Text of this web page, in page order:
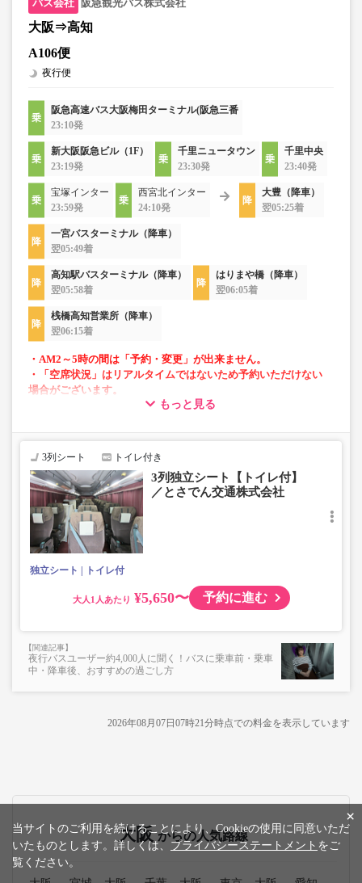
阪急観光バス株式会社
大阪⇒高知
A106便
夜行便
阪急高速バス大阪梅田ターミナル(阪急三番
23:10発
新大阪阪急ビル（1F）
23:19発
千里ニュータウン
23:30発
千里中央
23:40発
宝塚インター
23:59発
西宮北インター
24:10発
大豊（降車）
翌05:25着
一宮バスターミナル（降車）
翌05:49着
高知駅バスターミナル（降車）
翌05:58着
はりまや橋（降車）
翌06:05着
桟橋高知営業所（降車）
翌06:15着
・AM2～5時の間は「予約・変更」が出来ません。
・「空席状況」はリアルタイムではないため予約いただけない
場合がございます。
いません。
もっと見る
3列シート トイレ付き
3列独立シート【トイレ付】
／とさでん交通株式会社
独立シート トイレ付
大人 ¥5,650〜 予約に進む
夜行バスユーザー約4,000人に聞く！バスに乗車前・乗車
中・降車後、おすすめの過ごし方
2026年08月07日07時21分時点での料金を表示しています
大阪 からの人気路線
×
当サイトのご利用を続けることにより、Cookieの使用に同意いただ
いたものとします。詳しくは、 プライバシーステートメント をご
覧ください。